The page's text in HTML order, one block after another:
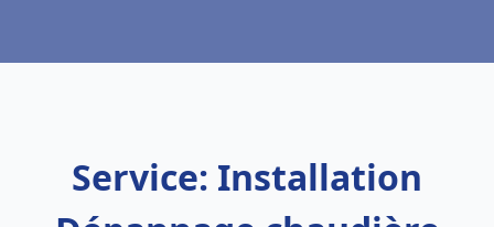
Service: Installation